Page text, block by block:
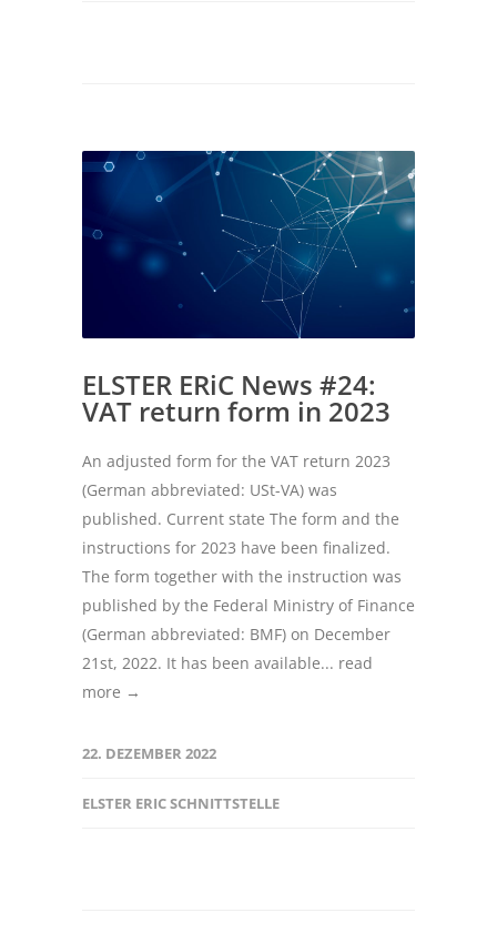
ELSTER ERiC News #24:
VAT return form in 2023
An adjusted form for the VAT return 2023
(German abbreviated: USt-VA) was
published. Current state The form and the
instructions for 2023 have been finalized.
The form together with the instruction was
published by the Federal Ministry of Finance
(German abbreviated: BMF) on December
21st, 2022. It has been available... read
more →
22. DEZEMBER 2022
ELSTER ERIC SCHNITTSTELLE